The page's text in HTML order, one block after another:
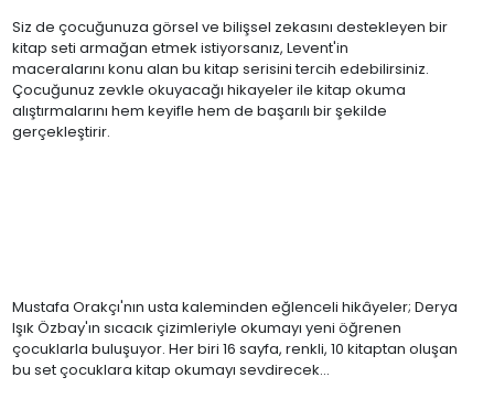
Siz de çocuğunuza görsel ve bilişsel zekasını destekleyen bir
kitap seti armağan etmek istiyorsanız, Levent'in
maceralarını konu alan bu kitap serisini tercih edebilirsiniz.
Çocuğunuz zevkle okuyacağı hikayeler ile kitap okuma
alıştırmalarını hem keyifle hem de başarılı bir şekilde
gerçekleştirir.
Mustafa Orakçı'nın usta kaleminden eğlenceli hikâyeler; Derya
Işık Özbay'ın sıcacık çizimleriyle okumayı yeni öğrenen
çocuklarla buluşuyor. Her biri 16 sayfa, renkli, 10 kitaptan oluşan
bu set çocuklara kitap okumayı sevdirecek...